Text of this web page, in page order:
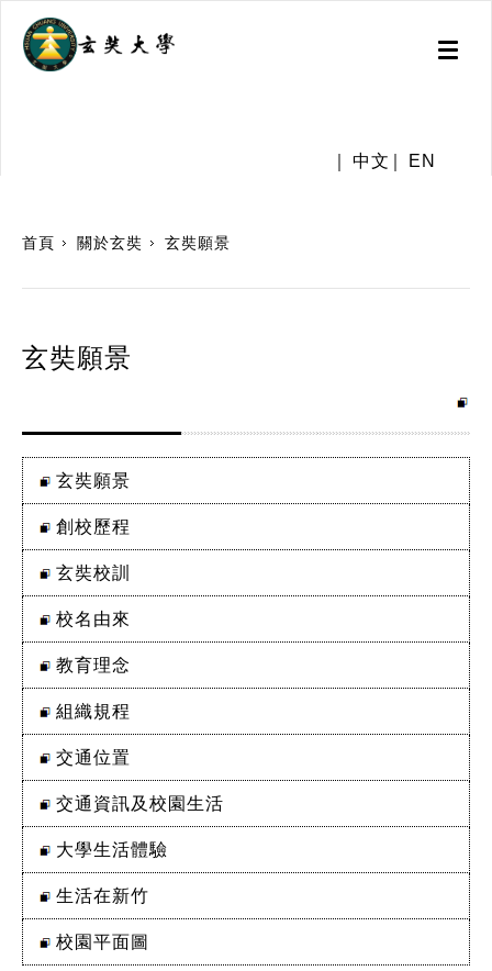
Toggle
中文 EN
首頁 關於玄奘 玄奘願景
玄奘願景
玄奘願景
創校歷程
玄奘校訓
校名由來
教育理念
組織規程
交通位置
交通資訊及校園生活
大學生活體驗
生活在新竹
校園平面圖